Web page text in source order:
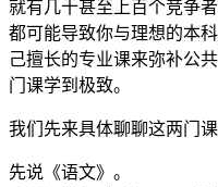
就有几十甚至上百个竞争
都可能导致你与理想的本
己擅长的专业课来弥补公
门课学到极致。
我们先来具体聊聊这两门
先说《语文》。